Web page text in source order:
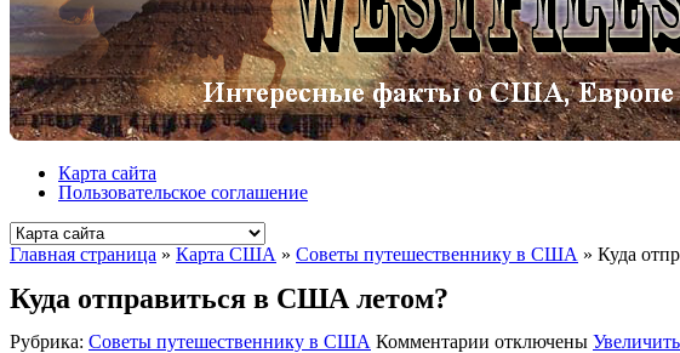
Карта сайта
Пользовательское соглашение
Главная страница » Карта США » Советы путешественнику в США » Куда
Куда отправиться в США летом?
Рубрика: Советы путешественнику в США Комментарии котключены Увеличить